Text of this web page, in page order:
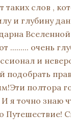
таких слов ,
и глубину
......... очень
и
подобрать
полтора
я точно знаю
Путешествие!